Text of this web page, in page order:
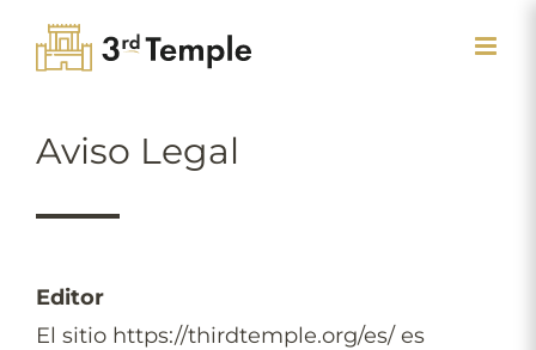
content
Aviso Legal
Editor
El sitio https://thirdtemple.org/es/ es